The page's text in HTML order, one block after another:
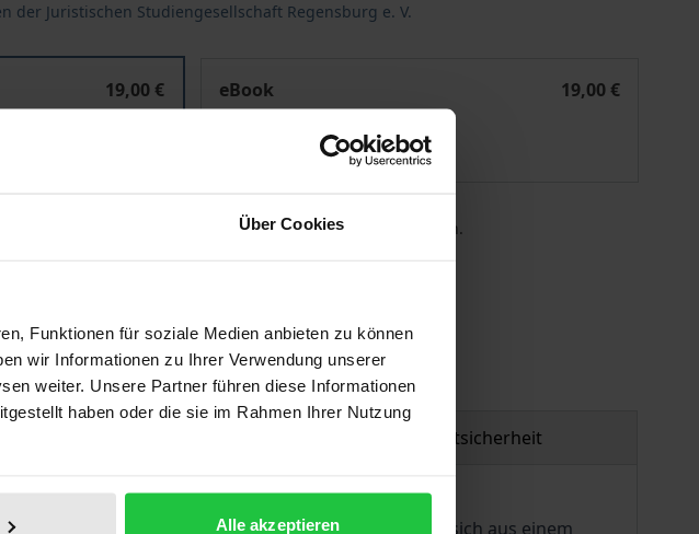
Über Cookies
Funktionen für soziale Medien anbieten zu können
wir Informationen zu Ihrer Verwendung unserer
weiter. Unsere Partner führen diese Informationen
haben oder die sie im Rahmen Ihrer Nutzung
Alle akzeptieren
der Juristischen Studiengesellschaft Regensburg e. V.
19,00 €
eBook
19,00 €
von der Lieferadresse kann die MwSt. an der Kasse variieren.
Produktsicherheit
jedoch rechtsstaatswidrige Zustände beklagt, die sich aus einem